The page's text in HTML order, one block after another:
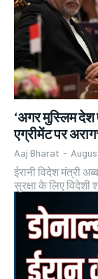
‘अगर मुस्लिम
एग्रीमेंट पर
Aaj Bharat -
ईरानी विदेश मंत्री
सुरक्षा के लिए विदेशी